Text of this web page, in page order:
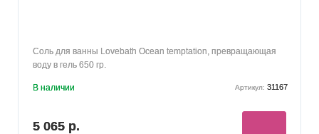
Соль для ванны Lovebath Ocean temptation, превращающая
воду в гель 650 гр.
В наличии Артикул: 31167
5 065 р.